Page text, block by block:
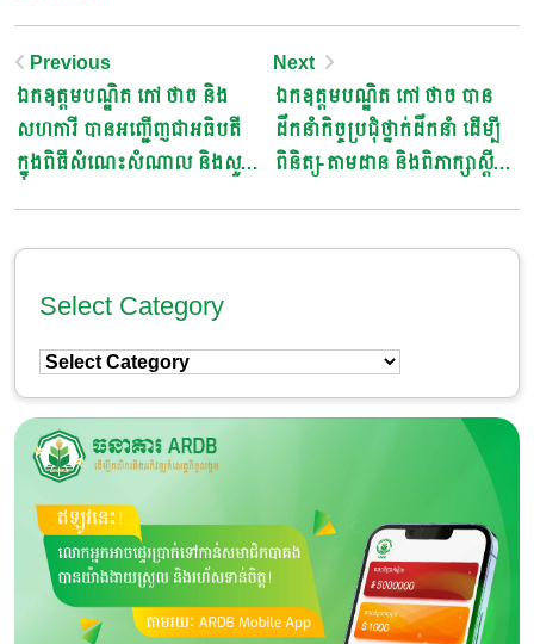
Post
Navigation
Previous
ឯកឧត្តមបណ្ឌិត កៅ ថាច និង
សហការី បានអញ្ជើញជាអធិបតី
ក្នុងពិធីសំណេះសំណាល និងសួរ
Next
ឯកឧត្តមបណ្ឌិត កៅ ថាច បាន
ដឹកនាំកិច្ចប្រជុំថ្នាក់ដឹកនាំ ដើម្បី
ពិនិត្យ-តាមដាន និងពិភាក្សាស្តីពី៖
Select Category
Select
Category